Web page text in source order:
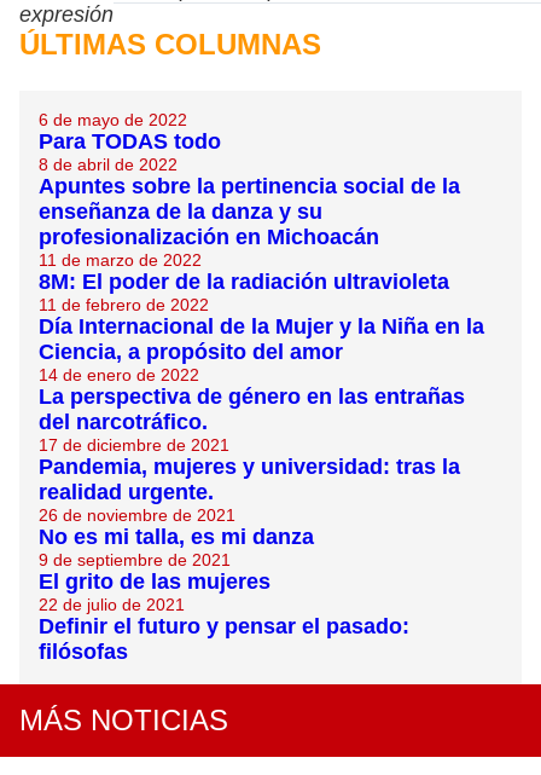
expresión
ÚLTIMAS COLUMNAS
6 de mayo de 2022
Para TODAS todo
8 de abril de 2022
Apuntes sobre la pertinencia social de la
enseñanza de la danza y su
profesionalización en Michoacán
11 de marzo de 2022
8M: El poder de la radiación ultravioleta
11 de febrero de 2022
Día Internacional de la Mujer y la Niña en la
Ciencia, a propósito del amor
14 de enero de 2022
La perspectiva de género en las entrañas
del narcotráfico.
17 de diciembre de 2021
Pandemia, mujeres y universidad: tras la
realidad urgente.
26 de noviembre de 2021
No es mi talla, es mi danza
9 de septiembre de 2021
El grito de las mujeres
22 de julio de 2021
Definir el futuro y pensar el pasado:
filósofas
MÁS NOTICIAS